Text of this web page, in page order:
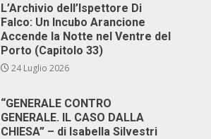
L’Archivio dell’Ispettore Di
Falco: Un Incubo Arancione
Accende la Notte nel Ventre del
Porto (Capitolo 33)
24 Luglio 2026
“GENERALE CONTRO
GENERALE. IL CASO DALLA
CHIESA” – di Isabella Silvestri